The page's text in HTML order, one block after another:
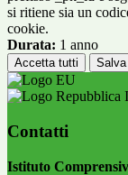
si ritiene sia un
cookie.
Durata: 1 anno
Accetta tutti
Contatti
Istituto